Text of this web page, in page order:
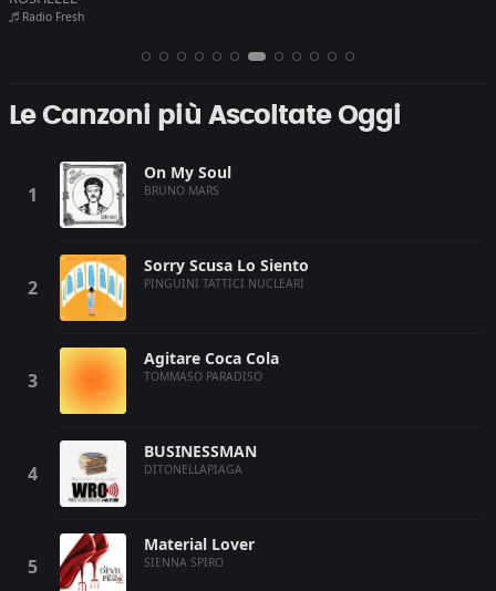
Radio Kiss Kiss
Le Canzoni più Ascoltate Oggi
On My Soul
BRUNO MARS
Sorry Scusa Lo Siento
PINGUINI TATTICI NUCLEARI
Agitare Coca Cola
TOMMASO PARADISO
BUSINESSMAN
DITONELLAPIAGA
Material Lover
SIENNA SPIRO